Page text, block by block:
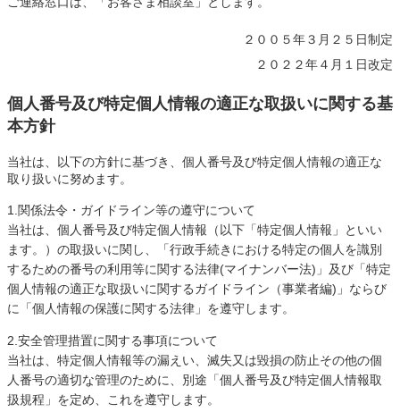
２００５年３月２５日制定
２０２２年４月１日改定
個人番号及び特定個人情報の適正な取扱いに関する基
本方針
当社は、以下の方針に基づき、個人番号及び特定個人情報の適正な
取り扱いに努めます。
1.関係法令・ガイドライン等の遵守について
当社は、個人番号及び特定個人情報（以下「特定個人情報」といい
ます。）の取扱いに関し、「行政手続きにおける特定の個人を識別
するための番号の利用等に関する法律(マイナンバー法)」及び「特定
個人情報の適正な取扱いに関するガイドライン（事業者編)」ならび
に「個人情報の保護に関する法律」を遵守します。
2.安全管理措置に関する事項について
当社は、特定個人情報等の漏えい、滅失又は毀損の防止その他の個
人番号の適切な管理のために、別途「個人番号及び特定個人情報取
扱規程」を定め、これを遵守します。